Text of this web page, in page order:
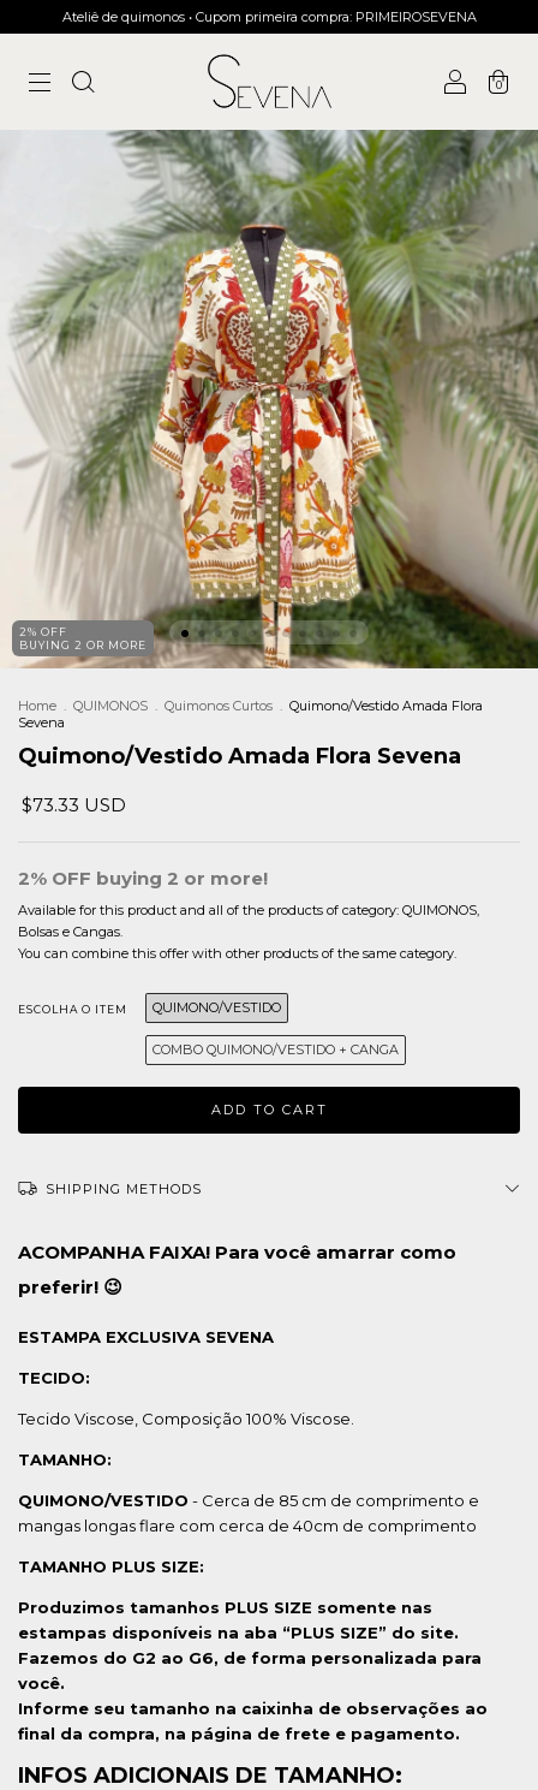
Ateliê de quimonos • Cupom primeira compra: PRIMEIROSEVENA
0
2% OFF
BUYING 2 OR MORE
Home . QUIMONOS . Quimonos Curtos . Quimono/Vestido Amada Flora
Sevena
Quimono/Vestido Amada Flora Sevena
$73.33 USD
2% OFF buying 2 or more!
Available for this product and all of the products of category: QUIMONOS,
Bolsas e Cangas.
You can combine this offer with other products of the same category.
ESCOLHA O ITEM QUIMONO/VESTIDO
COMBO QUIMONO/VESTIDO + CANGA
SHIPPING METHODS
ACOMPANHA FAIXA! Para você amarrar como
preferir! 😉
ESTAMPA EXCLUSIVA SEVENA
TECIDO:
Tecido Viscose, Composição 100% Viscose.
TAMANHO:
QUIMONO/VESTIDO - Cerca de 85 cm de comprimento e
mangas longas flare com cerca de 40cm de comprimento
TAMANHO PLUS SIZE:
Produzimos tamanhos PLUS SIZE somente nas
estampas disponíveis na aba “PLUS SIZE” do site.
Fazemos do G2 ao G6, de forma personalizada para
você.
Informe seu tamanho na caixinha de observações ao
final da compra, na página de frete e pagamento.
INFOS ADICIONAIS DE TAMANHO: